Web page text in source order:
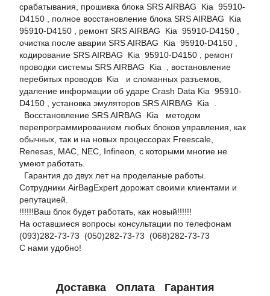
срабатывания, прошивка блока SRS AIRBAG Kia 95910-
D4150 , полное восстановление блока SRS AIRBAG Kia
95910-D4150 , ремонт SRS AIRBAG Kia 95910-D4150 ,
очистка после аварии SRS AIRBAG Kia 95910-D4150 ,
кодирование SRS AIRBAG Kia 95910-D4150 , ремонт
проводки системы SRS AIRBAG Kia , востановление
перебитых проводов Kia и сломанных разъемов,
удаление информации об ударе Crash Data Kia 95910-
D4150 , установка эмуляторов SRS AIRBAG Kia .
Восстановление SRS AIRBAG Kia методом
перепрограммированием любых блоков управления, как
обычных, так и на новых процессорах Freescale,
Renesas, MAC, NEC, Infineon, с которыми многие не
умеют работать.
Гарантия до двух лет на проделаные работы.
Сотрудники AirBagExpert дорожат своими клиентами и
репутацией.
!!!!!!Ваш блок будет работать, как новый!!!!!!
На оставшиеся вопросы консультации по телефонам
(093)282-73-73 (050)282-73-73 (068)282-73-73
С нами удобно!
Доставка Оплата Гарантия